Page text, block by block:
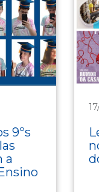
9ºs
a